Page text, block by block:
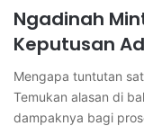
Ngadinah
Keputusan
Mengapa tuntutan
Temukan alasan di
dampaknya bagi